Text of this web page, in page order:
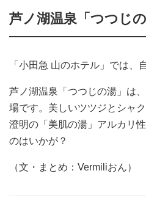
芦ノ湖温泉「つつじの
「小田急 山のホテル」では、
芦ノ湖温泉「つつじの湯」は
場です。美しいツツジとシャ
澄明の「美肌の湯」アルカリ
のはいかが？
（文・まとめ：Vermiliおん）